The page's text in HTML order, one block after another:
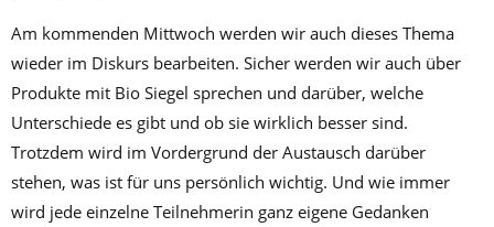
Am kommenden Mittwoch werden wir auch dieses Thema
wieder im Diskurs bearbeiten. Sicher werden wir auch über
Produkte mit Bio Siegel sprechen und darüber, welche
Unterschiede es gibt und ob sie wirklich besser sind.
Trotzdem wird im Vordergrund der Austausch darüber
stehen, was ist für uns persönlich wichtig. Und wie immer
wird jede einzelne Teilnehmerin ganz eigene Gedanken